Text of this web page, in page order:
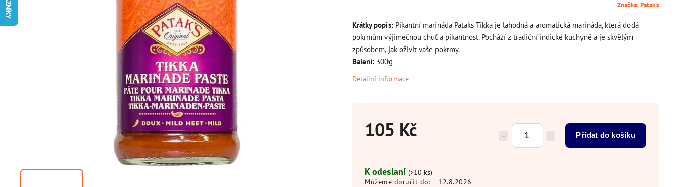
105 Kč Přidat do košíku
K odeslaní (>10 ks)
Můžeme doručit do:
12.8.2026
Značka:Patak's
Krátky popis: Pikantní marináda Pataks Tikka je lahodná a aromatická marináda, která dodá
pokrmům výjimečnou chuť a pikantnost. Pochází z tradiční indické kuchyně a je skvělým
způsobem, jak oživit vaše pokrmy.
Balení: 300g
Detailní informace